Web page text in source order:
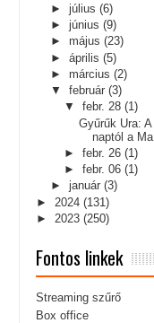
► július (6)
► június (9)
► május (23)
► április (5)
► március (2)
▼ február (3)
▼febr. 28(1)
Gyűrűk Ura:
naptól a
►febr. 26(1)
►febr. 06(1)
► január (3)
► 2024 (131)
► 2023 (250)
Fontos linkek
Streaming szűrő
Box office